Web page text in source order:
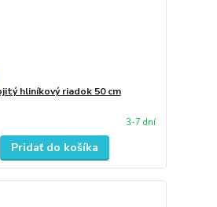
hliníkový riadok 50 cm
3-7 dní
Pridať do košíka